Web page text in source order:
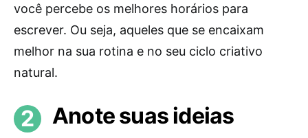
você percebe os melhores horários para
escrever. Ou seja, aqueles que se encaixam
melhor na sua rotina e no seu ciclo criativo
natural.
Anote suas ideias